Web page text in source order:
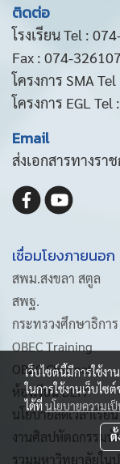
ติดต่อ
โรงเรียน Tel :
Fax : 074-326107
โครงการ SMA
โครงการ EGL
Email
ส่งเอกสารทางรา
เชื่อมโยงภายนอก
สพม.สงขลา สตูล
สพฐ.
กระทรวงศึกษาธิการ
OBEC Training
OBEC Channel
ห้องเรียน DLIT
นโยบายลดเวลาเรีย
งานศิลปหัตถกรรมนั
รวมมหาวิทยาลัยใน
เว็บไซต์นี้มีการใช้ง
ในการใช้งานเว็บไซ
ได้ที่นโยบายความเ
ตั้